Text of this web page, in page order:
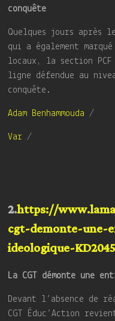
conquête
Quelques jours après
qui a également
locaux, la section
ligne défendue au
conquête.
Adam Benhammouda /
Var /
2.https://
cgt-demonte-une-
ideologique-
La CGT démonte une
Devant l’absence de
CGT Éduc’Action